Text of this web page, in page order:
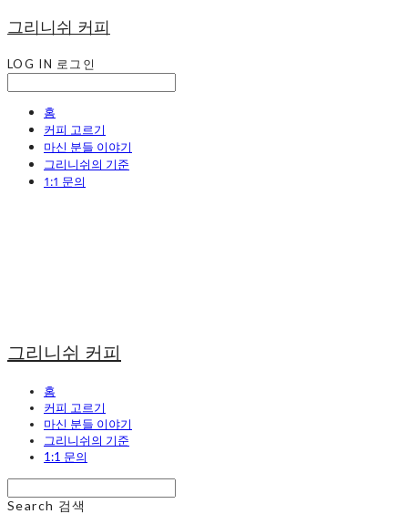
그리니쉬 커피
LOG IN 로그인
홈
커피 고르기
마신 분들 이야기
그리니쉬의 기준
1:1 문의
그리니쉬 커피
홈
커피 고르기
마신 분들 이야기
그리니쉬의 기준
1:1 문의
Search 검색